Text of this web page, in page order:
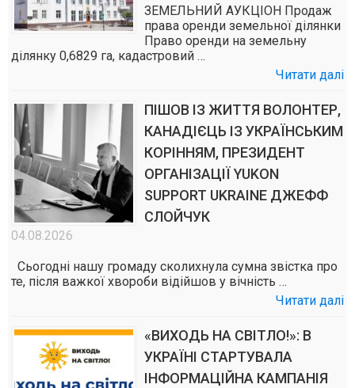
ЗЕМЕЛЬНИЙ АУКЦІОН Продаж
права оренди земельної ділянки
Право оренди на земельну
ділянку 0,6829 га, кадастровий …
Читати далі
ПІШОВ ІЗ ЖИТТЯ ВОЛОНТЕР,
КАНАДІЄЦЬ ІЗ УКРАЇНСЬКИМ
КОРІННЯМ, ПРЕЗИДЕНТ
ОРГАНІЗАЦІЇ YUKON
SUPPORT UKRAINE ДЖЕФФ
СЛОЙЧУК
04.08.2026
Сьогодні нашу громаду сколихнула сумна звістка про
те, після важкої хвороби відійшов у вічність …
Читати далі
«ВИХОДЬ НА СВІТЛО!»: В
УКРАЇНІ СТАРТУВАЛА
ІНФОРМАЦІЙНА КАМПАНІЯ